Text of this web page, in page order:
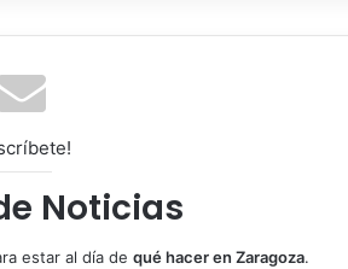
Noticias
estar al día de qué hacer en Zaragoza.